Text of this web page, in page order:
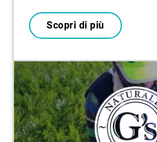
Scopri di più